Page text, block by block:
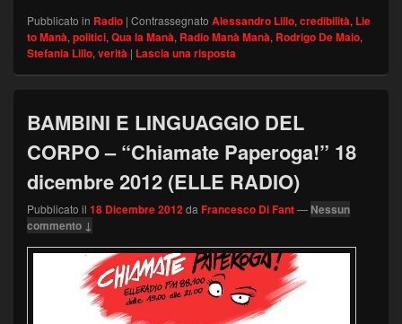
Pubblicato in Radio | Contrassegnato Alessandro Lillo,credibilità, Lie
to Manà,politici,Qua la Manà, Radio Manà Manà, Rodrigo De Maio,
Stefania Lillo,verità | Lascia una risposta
BAMBINI E LINGUAGGIO DEL
CORPO – “Chiamate Paperoga!” 18
dicembre 2012 (ELLE RADIO)
Pubblicato il 18 Dicembre 2012daFrancesco Di Fant— Nessun
commento ↓